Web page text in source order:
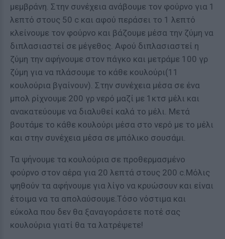
μεμβράνη. Στην συνέχεια ανάβουμε τον φούρνο για 1
λεπτό στους 50 c και αφού περάσει το 1 λεπτό
κλείνουμε τον φούρνο και βάζουμε μέσα την ζύμη να
διπλασιαστεί σε μέγεθος. Αφού διπλασιαστεί η
ζύμη την αφήνουμε στον πάγκο και μετράμε 100 γρ
ζύμη για να πλάσουμε το κάθε κουλούρι(11
κουλούρια βγαίνουν). Στην συνέχεια μέσα σε ένα
μπολ ρίχνουμε 200 γρ νερό μαζί με 1κτσ μέλι και
ανακατεύουμε να διαλυθεί καλά το μέλι. Μετά
βουτάμε το κάθε κουλούρι μέσα στο νερό με το μέλι
και στην συνέχεια μέσα σε μπόλικο σουσάμι.
Τα ψήνουμε τα κουλούρια σε προθερμασμένο
φούρνο στον αέρα για 20 λεπτά στους 200 c.Mόλις
ψηθούν τα αφήνουμε για λίγο να κρυώσουν και είναι
έτοιμα να τα απολαύσουμε.Τόσο νόστιμα και
εύκολα που δεν θα ξαναγοράσετε ποτέ σας
κουλούρια γιατί θα τα λατρέψετε!